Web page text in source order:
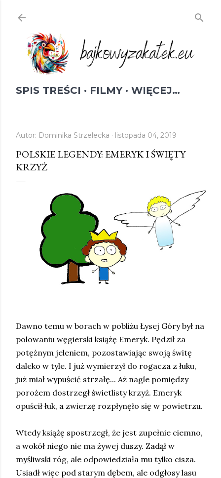
SPIS TREŚCI FILMY WIĘCEJ…
Autor: Dominika Strzelecka listopada 04, 2019
POLSKIE LEGENDY: EMERYK I ŚWIĘTY
KRZYŻ
Dawno temu w borach w pobliżu Łysej Góry był na
polowaniu węgierski książę Emeryk. Pędził za
potężnym jeleniem, pozostawiając swoją świtę
daleko w tyle. I już wymierzył do rogacza z łuku,
już miał wypuścić strzałę... Aż nagle pomiędzy
porożem dostrzegł świetlisty krzyż. Emeryk
opuścił łuk, a zwierzę rozpłynęło się w powietrzu.
Wtedy książę spostrzegł, że jest zupełnie ciemno,
a wokół niego nie ma żywej duszy. Zadął w
myśliwski róg, ale odpowiedziała mu tylko cisza.
Usiadł więc pod starym dębem, ale odgłosy lasu